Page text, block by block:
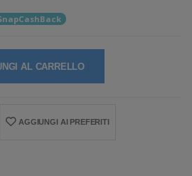
AL CARRELLO
AGGIUNGI AI PREFERITI